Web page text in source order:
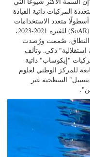
المركبات ذاتية القيادة
متعدد الاستخدامات
في مشروعها "أساطيل الروبوتات التكيفية" (SoAR) للفترة 2021-2023،
صُممت ورُصدت
ذكي. وتألف
"إيكوساب" ذاتية
الماء، ومنصة "أوتو-هوفر 1" التابعة للمركز الوطني لعلوم
السطحية غير